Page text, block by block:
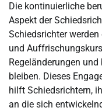
Die kontinuierliche
Aspekt der
Schiedsrichter
und
Regeländerungen
bleiben. Dieses
hilft Schiedsrichtern,
an die sich